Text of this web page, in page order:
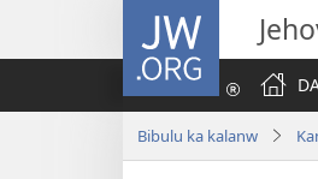
JW.ORG
Bibulu ka kalanw